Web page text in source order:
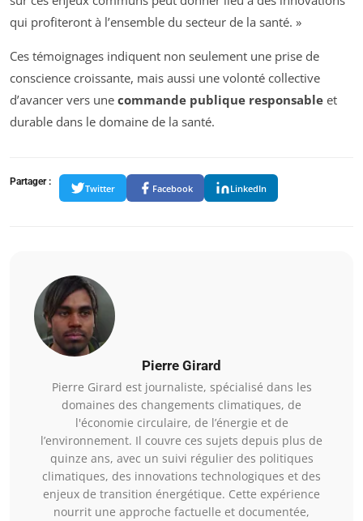
qui profiteront à l’ensemble du secteur de la santé. »
Ces témoignages indiquent non seulement une prise de
conscience croissante, mais aussi une volonté collective
d’avancer vers une commande publique responsable et
durable dans le domaine de la santé.
Partager :
Twitter Facebook LinkedIn
Pierre Girard
Pierre Girard est journaliste, spécialisé dans les
domaines des changements climatiques, de
l'économie circulaire, de l’énergie et de
l’environnement. Il couvre ces sujets depuis plus de
quinze ans, avec un suivi régulier des politiques
climatiques, des innovations technologiques et des
enjeux de transition énergétique. Cette expérience
nourrit une approche factuelle et documentée,